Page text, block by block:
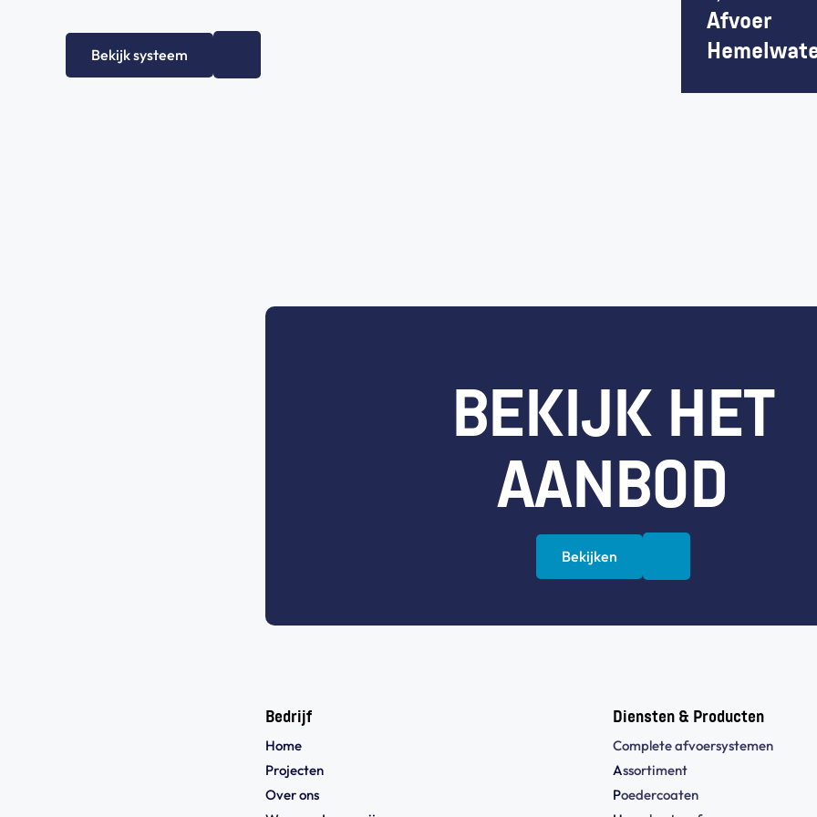
Bekijk systeem
Afvoer
BEKIJK HET
AANBOD
Bekijken
Bedrijf
Home
Projecten
Over ons
Diensten & Producten
Complete afvoersystemen
Assortiment
Poedercoaten